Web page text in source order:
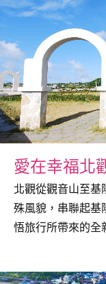
愛在幸福北
北觀從觀音山至基
殊風貌，串聯起基
悟旅行所帶來的全